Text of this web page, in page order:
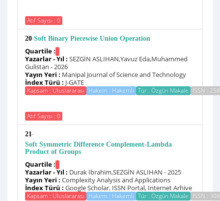
Atıf Sayısı : 0
20-Soft Binary Piecewise Union Operation
Quartile :
Yazarlar - Yıl : SEZGİN ASLIHAN,Yavuz Eda,Muhammed
Gulistan - 2026
Yayın Yeri : Manipal Journal of Science and Technology
İndex Türü : J-GATE
Kapsam : Uluslararası Hakem : Hakemli Tür : Özgün Makale ISSN :
Atıf Sayısı : 0
21-
Soft Symmetric Difference Complement-Lambda
Product of Groups
Quartile :
Yazarlar - Yıl : Durak İbrahim,SEZGİN ASLIHAN - 2025
Yayın Yeri : Complexity Analysis and Applications
İndex Türü : Google Scholar, ISSN Portal, Internet Arhive
Kapsam : Uluslararası Hakem : Hakemli Tür : Özgün Makale ISSN :